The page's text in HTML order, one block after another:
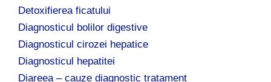
Detoxifierea ficatului
Diagnosticul bolilor digestive
Diagnosticul cirozei hepatice
Diagnosticul hepatitei
Diareea – cauze diagnostic tratament